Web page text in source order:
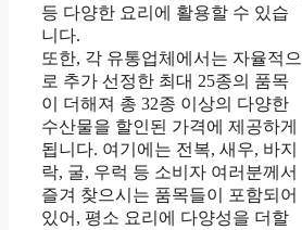
등 다양한 요리에 활용할 수 있습
니다.
또한, 각 유통업체에서는 자율적으
로 추가 선정한 최대 25종의 품목
이 더해져 총 32종 이상의 다양한
수산물을 할인된 가격에 제공하게
됩니다. 여기에는 전복, 새우, 바지
락, 굴, 우럭 등 소비자 여러분께서
즐겨 찾으시는 품목들이 포함되어
있어, 평소 요리에 다양성을 더할